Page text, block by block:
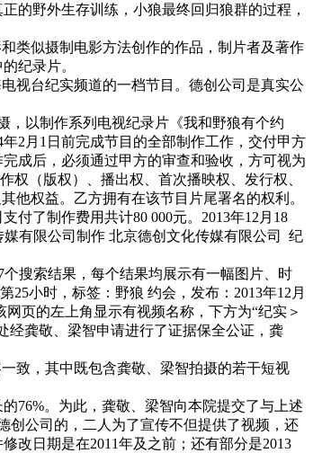
的野外生存训练，小狼最终回归狼群的过程，
类似摄制电影方法创作的作品，制片者及著作
纪录片。
视台纪实频道的一档节目。德创公司是真实公
，以制作系列电视纪录片《我和野狼有个约
2月1日前完成节目的全部制作工作，交付甲方
成后，必须通过甲方的审查和验收，方可视为
权（版权）、播出权、首次播映权、发行权、
他权益。乙方拥有在该节目片尾署名的权利。
付了制作费用共计80 000元。2013年12月18
媒有限公司制作 北京德创文化传媒有限公司 纪
个搜索结果，每个结果均展示有一幅图片、时
25小时，标签：野狼 约会，发布：2013年12月
页的左上角显示有视频名称，下方为“纪实＞
经龚敬、梁智申请进行了证据保全公证，龚
致，其中既包含龚敬、梁智拍摄的若干短视
76%。为此，龚敬、梁智向本院提交了与上述
创公司的，二人为了宣传不但提供了视频，还
改日期是在2011年及之前；还有部分是2013